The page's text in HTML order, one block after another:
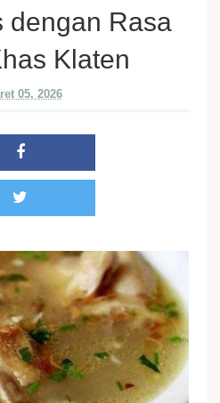
dengan Rasa
Klaten
05, 2026